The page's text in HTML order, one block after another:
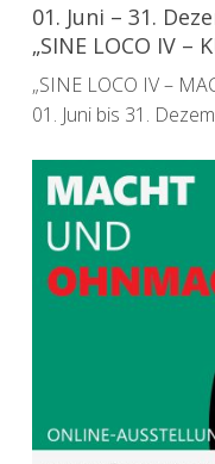
01. Juni – 31.
„SINE LOCO IV –
„SINE LOCO IV –
01. Juni bis 31.